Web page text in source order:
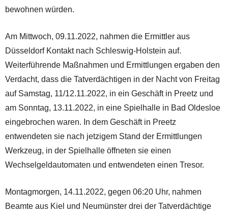
bewohnen würden.
Am Mittwoch, 09.11.2022, nahmen die Ermittler aus
Düsseldorf Kontakt nach Schleswig-Holstein auf.
Weiterführende Maßnahmen und Ermittlungen ergaben den
Verdacht, dass die Tatverdächtigen in der Nacht von Freitag
auf Samstag, 11/12.11.2022, in ein Geschäft in Preetz und
am Sonntag, 13.11.2022, in eine Spielhalle in Bad Oldesloe
eingebrochen waren. In dem Geschäft in Preetz
entwendeten sie nach jetzigem Stand der Ermittlungen
Werkzeug, in der Spielhalle öffneten sie einen
Wechselgeldautomaten und entwendeten einen Tresor.
Montagmorgen, 14.11.2022, gegen 06:20 Uhr, nahmen
Beamte aus Kiel und Neumünster drei der Tatverdächtige